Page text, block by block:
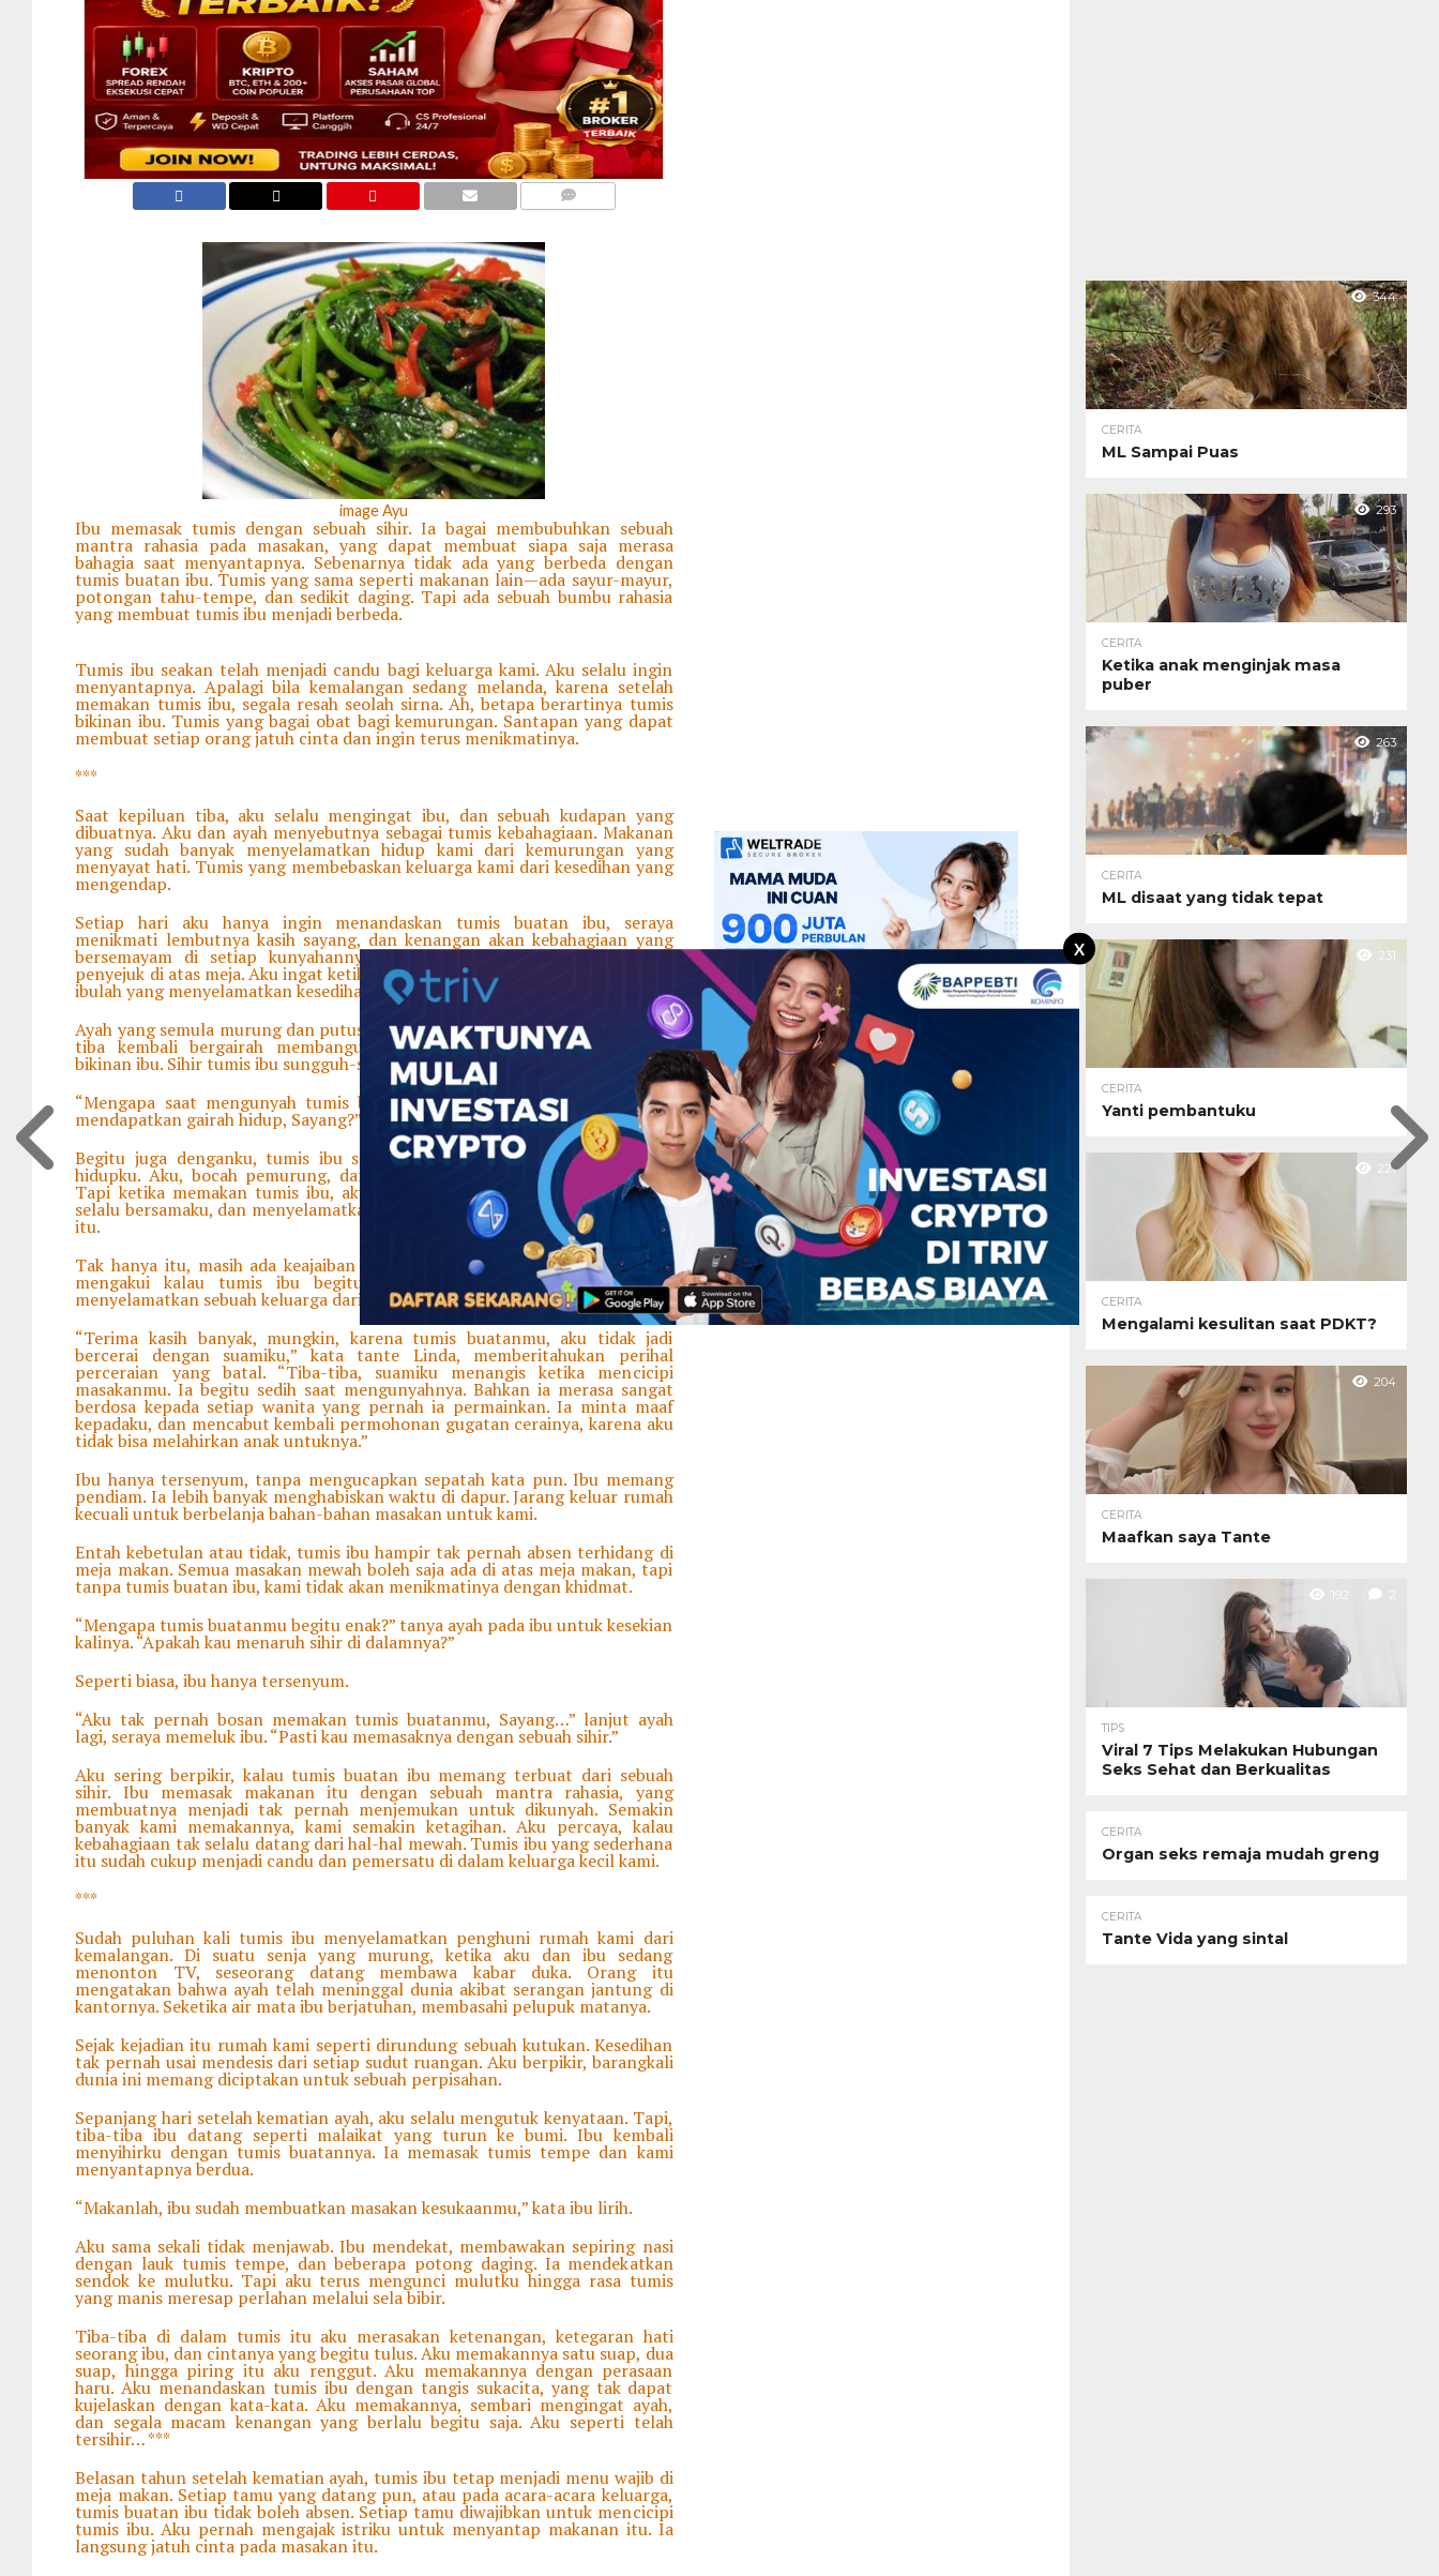
X
image Ayu
Ibu memasak tumis dengan sebuah sihir. Ia bagai membubuhkan sebuah
mantra rahasia pada masakan, yang dapat membuat siapa saja merasa
bahagia saat menyantapnya. Sebenarnya tidak ada yang berbeda dengan
tumis buatan ibu. Tumis yang sama seperti makanan lain—ada sayur-mayur,
potongan tahu-tempe, dan sedikit daging. Tapi ada sebuah bumbu rahasia
yang membuat tumis ibu menjadi berbeda.
Tumis ibu seakan telah menjadi candu bagi keluarga kami. Aku selalu ingin
menyantapnya. Apalagi bila kemalangan sedang melanda, karena setelah
memakan tumis ibu, segala resah seolah sirna. Ah, betapa berartinya tumis
bikinan ibu. Tumis yang bagai obat bagi kemurungan. Santapan yang dapat
membuat setiap orang jatuh cinta dan ingin terus menikmatinya.
***
Saat kepiluan tiba, aku selalu mengingat ibu, dan sebuah kudapan yang
dibuatnya. Aku dan ayah menyebutnya sebagai tumis kebahagiaan. Makanan
yang sudah banyak menyelamatkan hidup kami dari kemurungan yang
menyayat hati. Tumis yang membebaskan keluarga kami dari kesedihan yang
mengendap.
Setiap hari aku hanya ingin menandaskan tumis buatan ibu, seraya
menikmati lembutnya kasih sayang, dan kenangan akan kebahagiaan yang
bersemayam di setiap kunyahannya. Makanan itu seakan hadir sebagai
penyejuk di atas meja. Aku ingat ketika usaha ayah gulung tikar, tumis buatan
ibulah yang menyelamatkan kesedihan ayah.
Ayah yang semula murung dan putus asa karena tak memiliki pekerjaan tiba-
tiba kembali bergairah membangun usahanya, setelah memakan tumis
bikinan ibu. Sihir tumis ibu sungguh-sungguh telah bekerja.
“Mengapa saat mengunyah tumis buatanmu, aku merasa seperti kembali
mendapatkan gairah hidup, Sayang?” kata ayah memuji ibu.
Begitu juga denganku, tumis ibu seakan datang sebagai teman di dalam
hidupku. Aku, bocah pemurung, dan teman-teman sering menggangguku.
Tapi ketika memakan tumis ibu, aku merasa tidak sendiri. Aku merasa ibu
selalu bersamaku, dan menyelamatkanku dari kenakalan bocah-bocah bengal
itu.
Tak hanya itu, masih ada keajaiban lain dari tumis ibu. Para tetangga pun
mengakui kalau tumis ibu begitu mujarab, karena tumis itu pernah
menyelamatkan sebuah keluarga dari perceraian.
“Terima kasih banyak, mungkin, karena tumis buatanmu, aku tidak jadi
bercerai dengan suamiku,” kata tante Linda, memberitahukan perihal
perceraian yang batal. “Tiba-tiba, suamiku menangis ketika mencicipi
masakanmu. Ia begitu sedih saat mengunyahnya. Bahkan ia merasa sangat
berdosa kepada setiap wanita yang pernah ia permainkan. Ia minta maaf
kepadaku, dan mencabut kembali permohonan gugatan cerainya, karena aku
tidak bisa melahirkan anak untuknya.”
Ibu hanya tersenyum, tanpa mengucapkan sepatah kata pun. Ibu memang
pendiam. Ia lebih banyak menghabiskan waktu di dapur. Jarang keluar rumah
kecuali untuk berbelanja bahan-bahan masakan untuk kami.
Entah kebetulan atau tidak, tumis ibu hampir tak pernah absen terhidang di
meja makan. Semua masakan mewah boleh saja ada di atas meja makan, tapi
tanpa tumis buatan ibu, kami tidak akan menikmatinya dengan khidmat.
“Mengapa tumis buatanmu begitu enak?” tanya ayah pada ibu untuk kesekian
kalinya. “Apakah kau menaruh sihir di dalamnya?”
Seperti biasa, ibu hanya tersenyum.
“Aku tak pernah bosan memakan tumis buatanmu, Sayang…” lanjut ayah
lagi, seraya memeluk ibu. “Pasti kau memasaknya dengan sebuah sihir.”
Aku sering berpikir, kalau tumis buatan ibu memang terbuat dari sebuah
sihir. Ibu memasak makanan itu dengan sebuah mantra rahasia, yang
membuatnya menjadi tak pernah menjemukan untuk dikunyah. Semakin
banyak kami memakannya, kami semakin ketagihan. Aku percaya, kalau
kebahagiaan tak selalu datang dari hal-hal mewah. Tumis ibu yang sederhana
itu sudah cukup menjadi candu dan pemersatu di dalam keluarga kecil kami.
***
Sudah puluhan kali tumis ibu menyelamatkan penghuni rumah kami dari
kemalangan. Di suatu senja yang murung, ketika aku dan ibu sedang
menonton TV, seseorang datang membawa kabar duka. Orang itu
mengatakan bahwa ayah telah meninggal dunia akibat serangan jantung di
kantornya. Seketika air mata ibu berjatuhan, membasahi pelupuk matanya.
Sejak kejadian itu rumah kami seperti dirundung sebuah kutukan. Kesedihan
tak pernah usai mendesis dari setiap sudut ruangan. Aku berpikir, barangkali
dunia ini memang diciptakan untuk sebuah perpisahan.
Sepanjang hari setelah kematian ayah, aku selalu mengutuk kenyataan. Tapi,
tiba-tiba ibu datang seperti malaikat yang turun ke bumi. Ibu kembali
menyihirku dengan tumis buatannya. Ia memasak tumis tempe dan kami
menyantapnya berdua.
“Makanlah, ibu sudah membuatkan masakan kesukaanmu,” kata ibu lirih.
Aku sama sekali tidak menjawab. Ibu mendekat, membawakan sepiring nasi
dengan lauk tumis tempe, dan beberapa potong daging. Ia mendekatkan
sendok ke mulutku. Tapi aku terus mengunci mulutku hingga rasa tumis
yang manis meresap perlahan melalui sela bibir.
Tiba-tiba di dalam tumis itu aku merasakan ketenangan, ketegaran hati
seorang ibu, dan cintanya yang begitu tulus. Aku memakannya satu suap, dua
suap, hingga piring itu aku renggut. Aku memakannya dengan perasaan
haru. Aku menandaskan tumis ibu dengan tangis sukacita, yang tak dapat
kujelaskan dengan kata-kata. Aku memakannya, sembari mengingat ayah,
dan segala macam kenangan yang berlalu begitu saja. Aku seperti telah
tersihir… ***
Belasan tahun setelah kematian ayah, tumis ibu tetap menjadi menu wajib di
meja makan. Setiap tamu yang datang pun, atau pada acara-acara keluarga,
tumis buatan ibu tidak boleh absen. Setiap tamu diwajibkan untuk mencicipi
tumis ibu. Aku pernah mengajak istriku untuk menyantap makanan itu. Ia
langsung jatuh cinta pada masakan itu.
344
CERITA
ML Sampai Puas
293
CERITA
Ketika anak menginjak masa
puber
263
CERITA
ML disaat yang tidak tepat
231
CERITA
Yanti pembantuku
221
CERITA
Mengalami kesulitan saat PDKT?
204
CERITA
Maafkan saya Tante
192 2
TIPS
Viral 7 Tips Melakukan Hubungan
Seks Sehat dan Berkualitas
CERITA
Organ seks remaja mudah greng
CERITA
Tante Vida yang sintal